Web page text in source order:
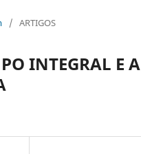
/ ARTIGOS
INTEGRAL E A